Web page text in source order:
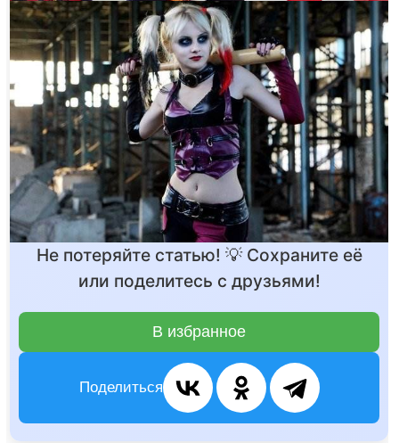
Не потеряйте статью! 💡 Сохраните её
или поделитесь с друзьями!
В избранное
Поделиться